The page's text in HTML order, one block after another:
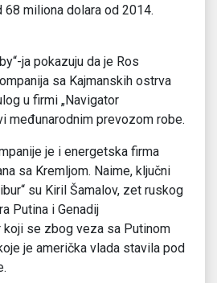
68 miliona dolara od 2014.
ja pokazuju da je Ros
sa Kajmanskih ostrva
u firmi „Navigator
međunarodnim prevozom robe.
je i energetska firma
sa Kremljom. Naime, ključni
su Kiril Šamalov, zet ruskog
Putina i Genadij
koji se zbog veza sa Putinom
je američka vlada stavila pod